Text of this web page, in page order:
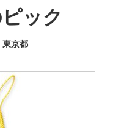
ック
京都